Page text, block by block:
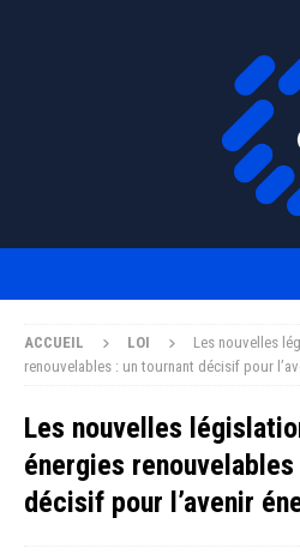
ACCUEIL LOI
Les nouvelles
renouvelables : un tournant décisif pour
Les nouvelles
énergies
décisif pour l’avenir